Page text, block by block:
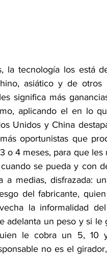
la tecnología los está
asiático y de
significa más
aplicando el en lo
Unidos y China
oportunistas que
o 4 meses, para que
se pueda y con
a medias, disfrazada:
del fabricante,
la informalidad
adelanta un peso y si
le cobra un 5,
no es el